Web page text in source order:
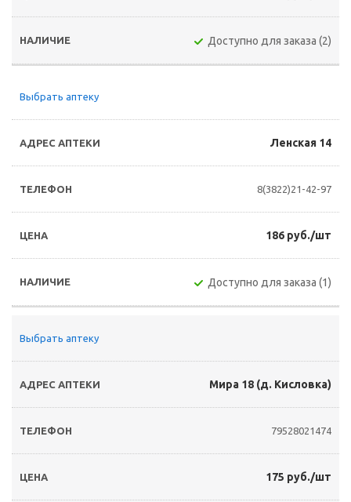
Доступно для заказа (2)
Выбрать аптеку
Ленская 14
8(3822)21-42-97
186 руб./шт
Доступно для заказа (1)
Выбрать аптеку
Мира 18 (д. Кисловка)
79528021474
175 руб./шт